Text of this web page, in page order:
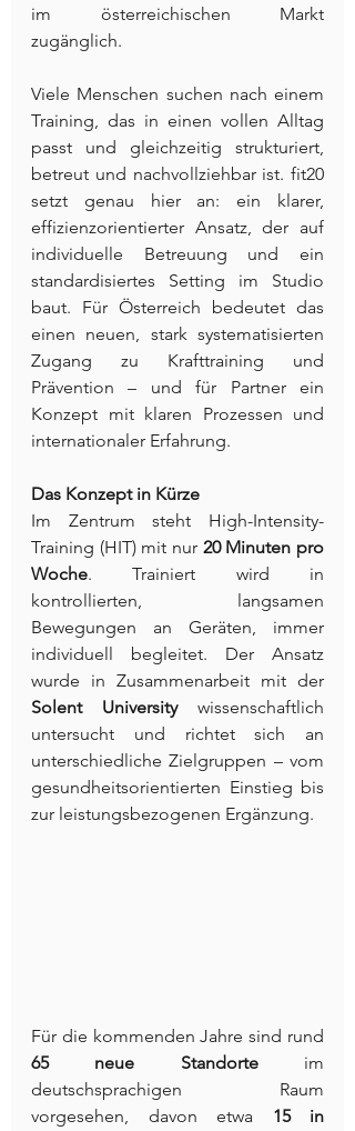
im österreichischen Markt
zugänglich.
Viele Menschen suchen nach einem
Training, das in einen vollen Alltag
passt und gleichzeitig strukturiert,
betreut und nachvollziehbar ist. fit20
setzt genau hier an: ein klarer,
effizienzorientierter Ansatz, der auf
individuelle Betreuung und ein
standardisiertes Setting im Studio
baut. Für Österreich bedeutet das
einen neuen, stark systematisierten
Zugang zu Krafttraining und
Prävention – und für Partner ein
Konzept mit klaren Prozessen und
internationaler Erfahrung.
Das Konzept in Kürze
Im Zentrum steht High-Intensity-
Training (HIT) mit nur 20 Minuten pro
Woche. Trainiert wird in
kontrollierten, langsamen
Bewegungen an Geräten, immer
individuell begleitet. Der Ansatz
Solent University wissenschaftlich
untersucht und richtet sich an
unterschiedliche Zielgruppen – vom
gesundheitsorientierten Einstieg bis
zur leistungsbezogenen Ergänzung.
65 neue Standorte im
deutschsprachigen Raum
vorgesehen, davon etwa 15 in